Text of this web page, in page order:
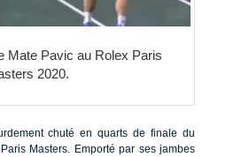
Mate Pavic au Rolex Paris
2020.
chuté en quarts de finale du
Masters. Emporté par ses jambes